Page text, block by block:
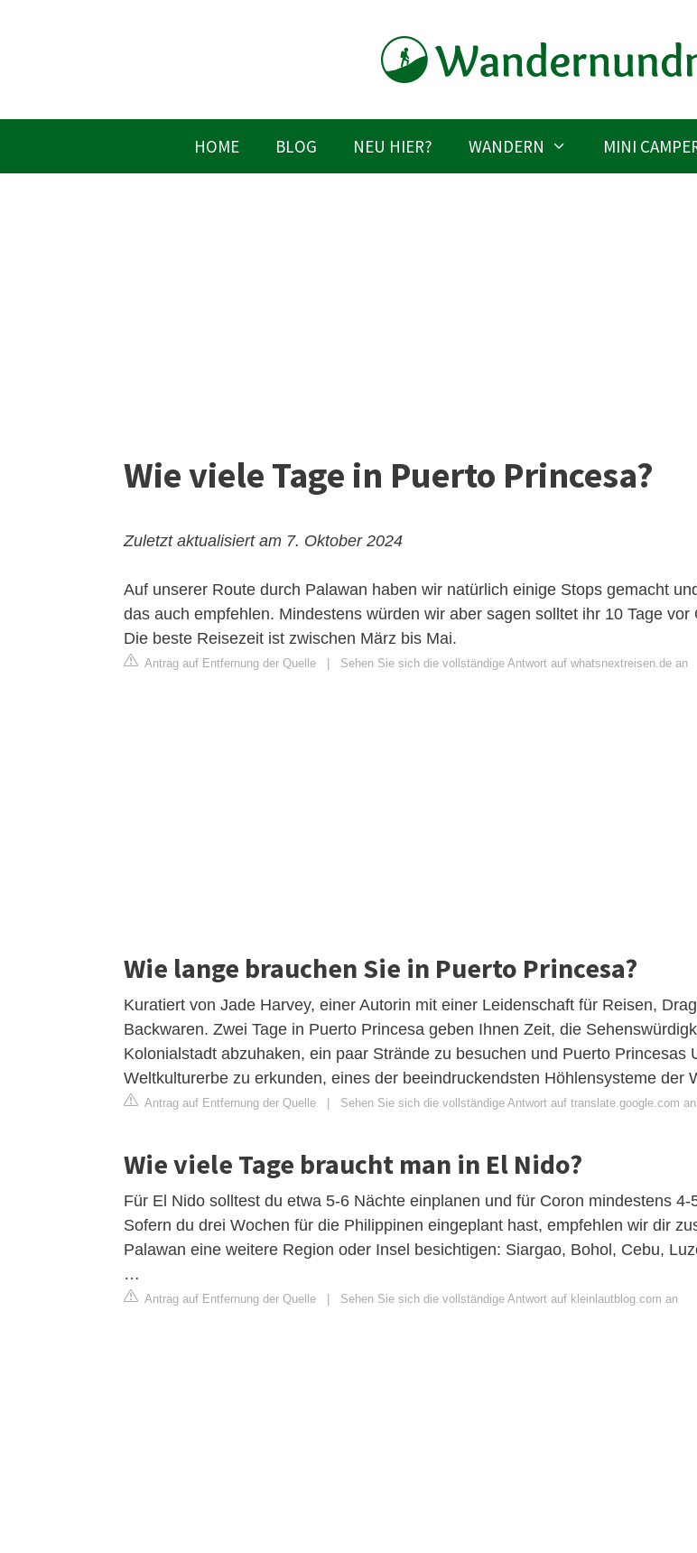
HOME BLOG NEU HIER? WANDERN MINI
Wie viele Tage in Puerto Princesa?
Zuletzt aktualisiert am 7. Oktober 2024
Auf unserer Route durch Palawan haben wir natürlich einige Stops gemacht
das auch empfehlen. Mindestens würden wir aber sagen solltet ihr 10 Tage vor
Die beste Reisezeit ist zwischen März bis Mai.
Antrag auf Entfernung der Quelle Sehen Sie sich die vollständige Antwort auf whatsnextreisen.de an
Wie lange brauchen Sie in Puerto Princesa?
Kuratiert von Jade Harvey, einer Autorin mit einer Leidenschaft für Reisen,
Backwaren. Zwei Tage in Puerto Princesa geben Ihnen Zeit, die
Kolonialstadt abzuhaken, ein paar Strände zu besuchen und Puerto Princesas
Weltkulturerbe zu erkunden, eines der beeindruckendsten Höhlensysteme der
Antrag auf Entfernung der Quelle Sehen Sie sich die vollständige Antwort auf translate.google.com an
Wie viele Tage braucht man in El Nido?
Für El Nido solltest du etwa 5-6 Nächte einplanen und für Coron mindestens 4-
Sofern du drei Wochen für die Philippinen eingeplant hast, empfehlen wir dir
Palawan eine weitere Region oder Insel besichtigen: Siargao, Bohol, Cebu,
…
Antrag auf Entfernung der Quelle Sehen Sie sich die vollständige Antwort auf kleinlautblog.com an